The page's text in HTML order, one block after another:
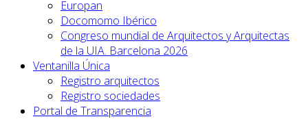
Europan
Docomomo Ibérico
Congreso mundial de Arquitectos y Arquitectas
de la UIA. Barcelona 2026
Ventanilla Única
Registro arquitectos
Registro sociedades
Portal de Transparencia